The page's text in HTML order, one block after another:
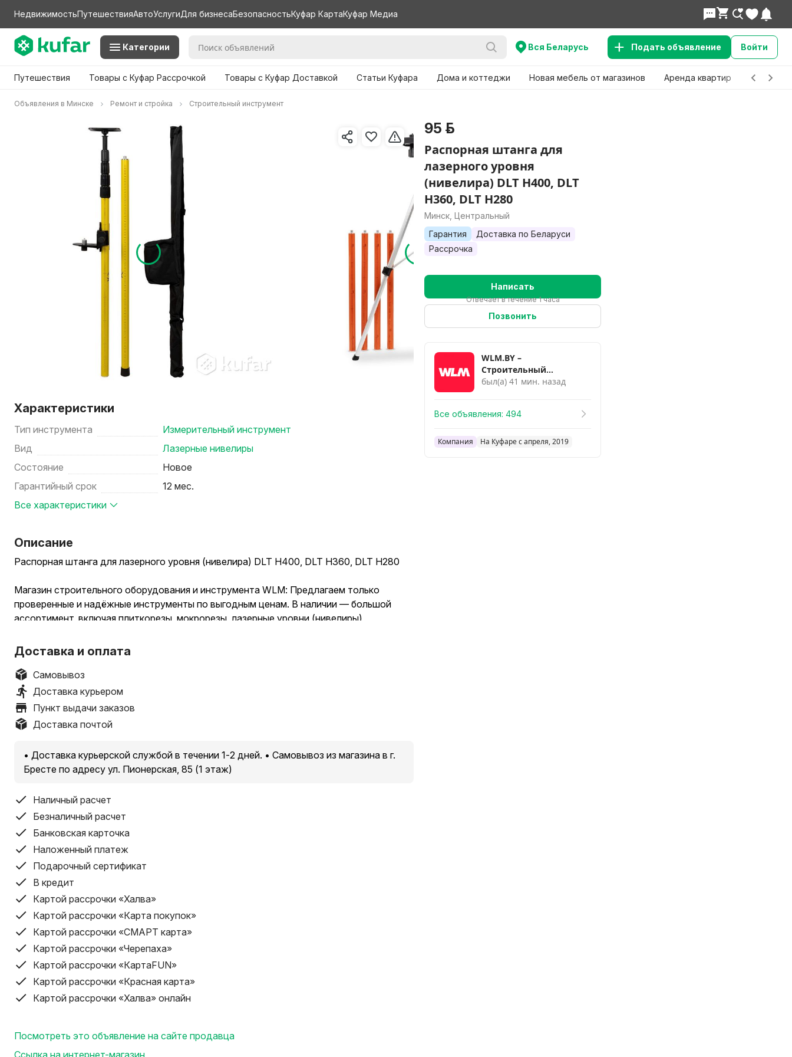
НедвижимостьПутешествияАвтоУслугиДля бизнесаБезопасностьКуфар КартаКуфар Медиа
Категории Вся Беларусь Подать объявление Войти
Путешествия Товары с Куфар Рассрочкой Товары с Куфар Доставкой Статьи Куфара Дома и коттеджи Новая мебель от магазинов Аренда квартир Детские
Объявления в Минске Ремонт и стройка Строительный инструмент
Характеристики
Тип инструмента
Измерительный инструмент
Вид
Лазерные нивелиры
Состояние
Новое
Гарантийный срок
12 мес.
Все характеристики
Описание
Распорная штанга для лазерного уровня (нивелира) DLT H400, DLT H360, DLT H280
Магазин строительного оборудования и инструмента WLM: Предлагаем только
проверенные и надёжные инструменты по выгодным ценам. В наличии — большой
ассортимент, включая плиткорезы, мокрорезы, лазерные уровни (нивелиры),
шлифовальные машинки Varis Metaho — отличная альтернатива Mirka и Festool,
Монтажные пистолеты и инструменты для укладки плитки, расходники и аксессуары.
Акции, СКИДКИ и Новинки еженедельно.
!!! Наличие товаров и актуальная стоимость на сайте: new.wlm.by !!!
.
• Гарантия качества • Собственный сервисный центр • Квалифицированная
Ремонт и юстировка лазерных нивелиров и другой техники
• Работаем ежедневно с 8:00 до 22:00, заявки на сайте принимаем круглосуточно
(24/7)
.
• Интернет-магазин: wlm.by
Распорная штанга DLT H400 предназначенная для проведения разметки на высоте от
5см до 400см. путем распора штанги между полом и потолком.
.
Подходит практически для любых лазерных уровней, нивелиров и построителей
плоскостей. Конструкция прочная и легкая, изготовлена из алюминия. Размер в
разобранном виде (размер чехла) – 1,3метра. Рабочая высота от 0,05 до 4 метров! Что
большая редкость, так как другие штанги в основном до 3,2м.
DLT H360 – легкосплавная алюминиевая штанга с максимальной рабочей высотой
3,6м. Состоит из нескольких секций, которые могут быть скручены между собой для
подходит тем, кто выполняет разметку в помещениях, где нет возможности
установить штангу путем распора между потолком и полом. К примеру, когда в
Доставка и оплата
Самовывоз
Доставка курьером
Пункт выдачи заказов
Доставка почтой
• Доставка курьерской службой в течении 1-2 дней. • Самовывоз из магазина в г.
Бресте по адресу ул. Пионерская, 85 (1 этаж)
Наличный расчет
Безналичный расчет
Банковская карточка
Наложенный платеж
Подарочный сертификат
В кредит
Картой рассрочки «Халва»
Картой рассрочки «Карта покупок»
Картой рассрочки «СМАРТ карта»
Картой рассрочки «Черепаха»
Картой рассрочки «КартаFUN»
Картой рассрочки «Красная карта»
Картой рассрочки «Халва» онлайн
Посмотреть это объявление на сайте продавца
Ссылка на интернет-магазин
95 р.
Распорная штанга для
лазерного уровня
(нивелира) DLT H400, DLT
H360, DLT H280
Минск, Центральный
Гарантия
Доставка по Беларуси
Рассрочка
Написать
Отвечает в течение 1 часа
Позвонить
WLM.BY –
Cтроительный
инструмент и
был(а) 41 мин. назад
Все объявления: 494
Компания На Куфаре с апреля, 2019